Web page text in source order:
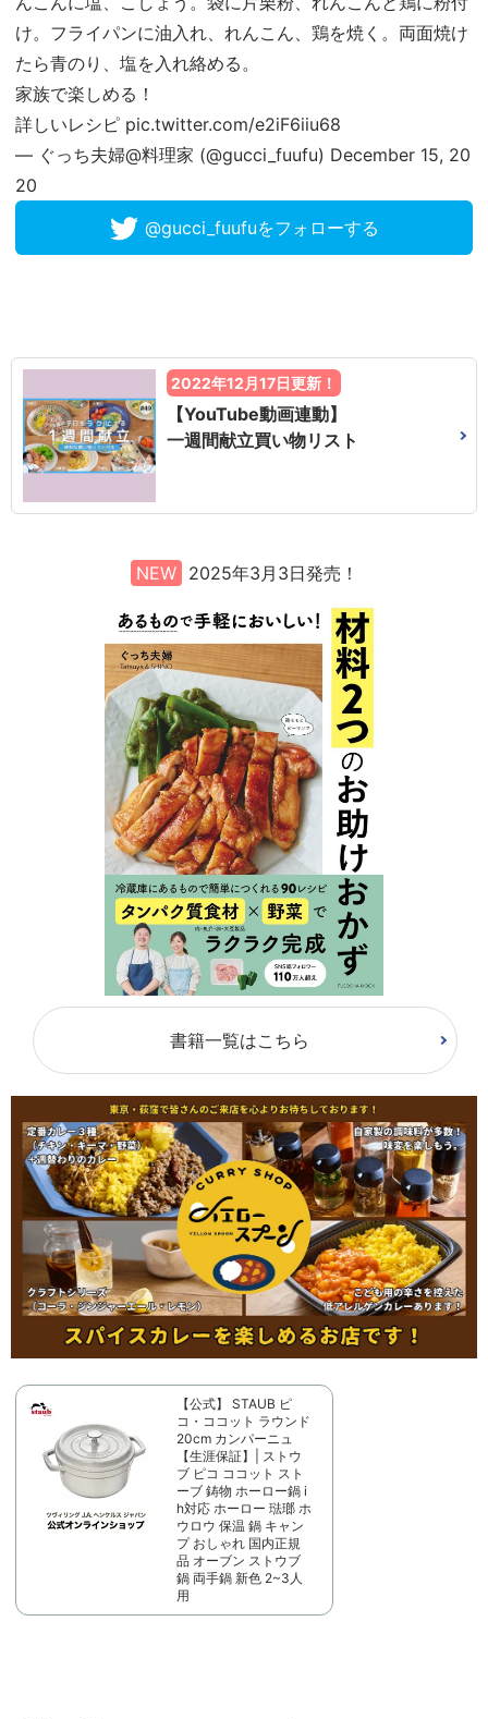
け。フライパンに油入れ、れんこん、鶏を焼く。両面焼け
たら青のり、塩を入れ絡める。
家族で楽しめる！
詳しいレシピ pic.twitter.com/e2iF6iiu68
— ぐっち夫婦@料理家 (@gucci_fuufu) December 15, 20
20
@gucci_fuufuをフォローする
2022年12月17日更新！
【YouTube動画連動】
一週間献立買い物リスト
NEW 2025年3月3日発売！
書籍一覧はこちら
【公式】 STAUB ピ
コ・ココット ラウンド
20cm カンパーニュ
【生涯保証】| ストウ
ブ ピコ ココット スト
ーブ 鋳物 ホーロー鍋 i
h対応 ホーロー 琺瑯 ホ
ウロウ 保温 鍋 キャン
プ おしゃれ 国内正規
品 オーブン ストウブ
鍋 両手鍋 新色 2~3人
用